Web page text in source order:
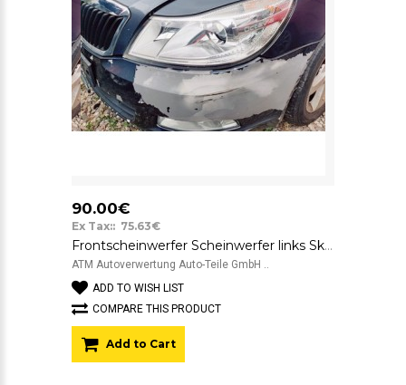
90.00€
Ex Tax:: 75.63€
Frontscheinwerfer Scheinwerfer links Skoda Octavia 2 II Fahrerseite
ATM Autoverwertung Auto-Teile GmbH ..
ADD TO WISH LIST
COMPARE THIS PRODUCT
Add to Cart